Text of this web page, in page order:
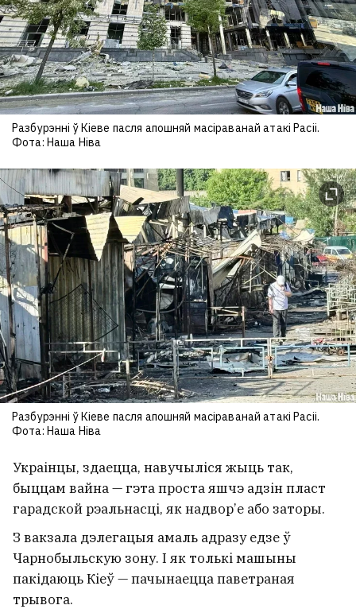
Разбурэнні ў Кіеве пасля апошняй масіраванай атакі Расіі.
Фота: Наша Ніва
Разбурэнні ў Кіеве пасля апошняй масіраванай атакі Расіі.
Фота: Наша Ніва
Украінцы, здаецца, навучыліся жыць так,
быццам вайна — гэта проста яшчэ адзін пласт
гарадской рэальнасці, як надвор’е або заторы.
З вакзала дэлегацыя амаль адразу едзе ў
Чарнобыльскую зону. І як толькі машыны
пакідаюць Кіеў — пачынаецца паветраная
трывога.